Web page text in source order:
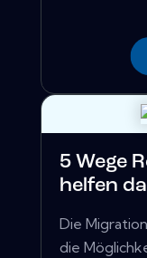
5 Wege
helfen
Die
die